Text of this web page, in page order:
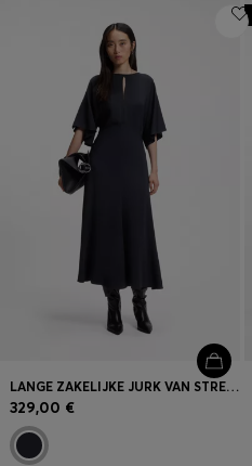
LANGE ZAKELIJKE JURK VAN STRETCHCRÊPE
329,00 €